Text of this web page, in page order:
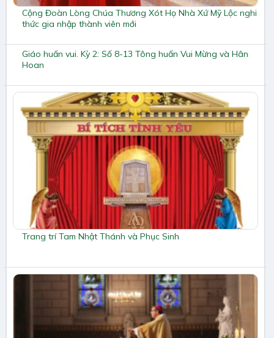
Cộng Đoàn Lòng Chúa Thương Xót Họ Nhà Xứ Mỹ Lộc nghi
thức gia nhập thành viên mới
Giáo huấn vui. Kỳ 2: Số 8-13 Tông huấn Vui Mừng và Hân
Hoan
Trang trí Tam Nhật Thánh và Phục Sinh